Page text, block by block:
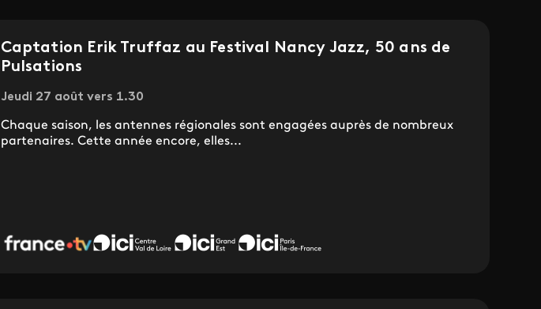
Captation Erik Truffaz au Festival Nancy Jazz, 50 ans de
Pulsations
Jeudi 27 août vers 1.30
Chaque saison, les antennes régionales sont engagées auprès de nombreux
partenaires. Cette année encore, elles...